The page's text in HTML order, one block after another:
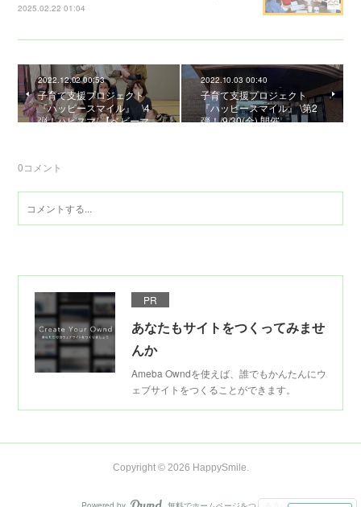
2025.02.22 01:04
2022.12.02 00:53
子育て支援プロジェクト
『ハッピースマイル』 ⁡ ⁡ \4
弾！ハピスマ/ 【ベビーマ…
2022.10.03 00:40
子育て支援プロジェクト
『ハッピースマイル』 \第2
弾！/9/30(金) 開催
0コメント
PR
あなたもサイトをつくってみませ
んか
Ameba Owndを使えば、誰でもかんたんにウ
ェブサイトをつくることができます。
Copyright © 2026 HappySmile.